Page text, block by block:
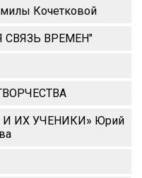
Кочетковой
СВЯЗЬ ВРЕМЕН"
ИХ УЧЕНИКИ» Юрий